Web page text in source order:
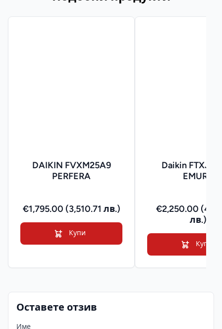
DAIKIN FVXM25A9
PERFERA
€1,795.00 (3,510.71 лв.)
Купи
Daikin
EMURA
€2,250.00
лв.)
Купи
Оставете отзив
Име